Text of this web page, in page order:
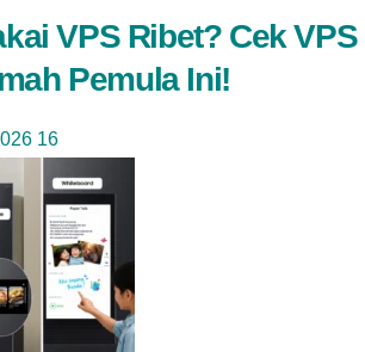
VPS Ribet? Cek VPS
Pemula Ini!
16